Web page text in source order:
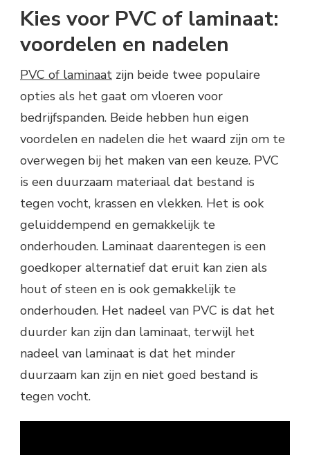
Kies voor PVC of laminaat:
voordelen en nadelen
PVC of laminaat zijn beide twee populaire
opties als het gaat om vloeren voor
bedrijfspanden. Beide hebben hun eigen
voordelen en nadelen die het waard zijn om te
overwegen bij het maken van een keuze. PVC
is een duurzaam materiaal dat bestand is
tegen vocht, krassen en vlekken. Het is ook
geluiddempend en gemakkelijk te
onderhouden. Laminaat daarentegen is een
goedkoper alternatief dat eruit kan zien als
hout of steen en is ook gemakkelijk te
onderhouden. Het nadeel van PVC is dat het
duurder kan zijn dan laminaat, terwijl het
nadeel van laminaat is dat het minder
duurzaam kan zijn en niet goed bestand is
tegen vocht.